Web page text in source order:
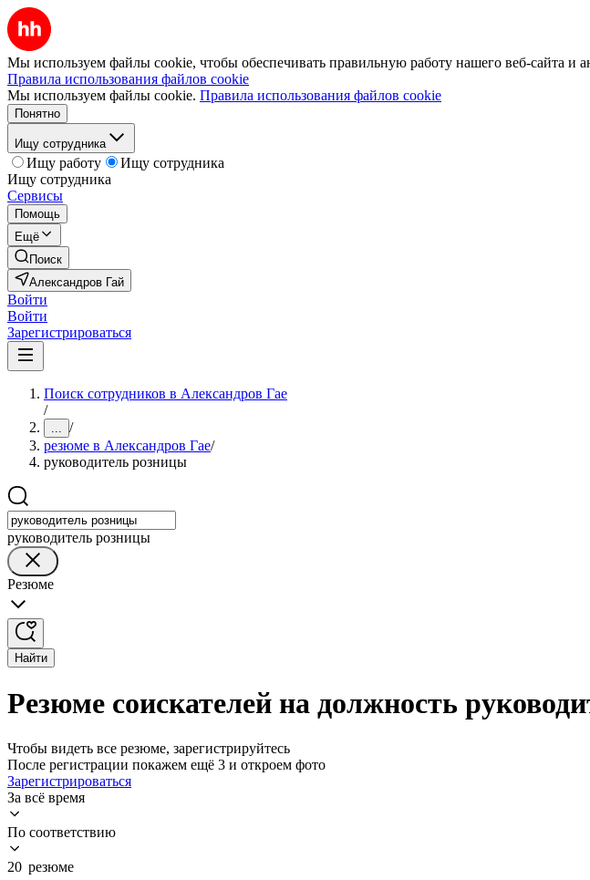
Мы используем файлы cookie, чтобы обеспечивать правильную работу нашего веб-сайта и
Правила использования файлов cookie
Мы используем файлы cookie. Правила использования файлов cookie
Понятно
Ищу сотрудника
Ищу работу
Ищу сотрудника
Ищу сотрудника
Сервисы
Помощь
Ещё
Поиск
Александров Гай
Войти
Войти
Зарегистрироваться
Поиск сотрудников в Александров Гае
/
... /
резюме в Александров Гае/
руководитель розницы
руководитель розницы
Резюме
Найти
Резюме соискателей на должность
Чтобы видеть все резюме, зарегистрируйтесь
После регистрации покажем ещё 3 и откроем фото
Зарегистрироваться
За всё время
По соответствию
20 резюме